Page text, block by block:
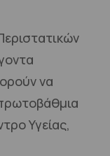
να
Υγείας,